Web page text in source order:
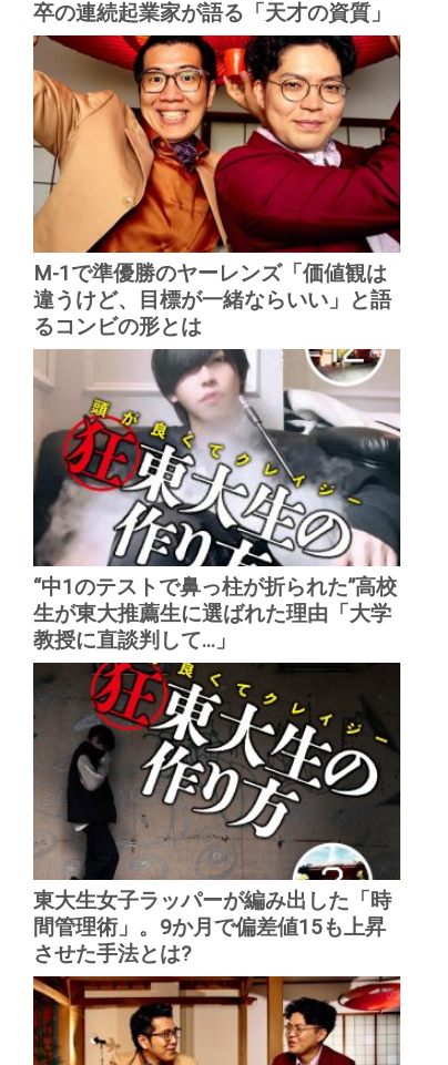
卒の連続起業家が語る「天才の資質」
M-1で準優勝のヤーレンズ「価値観は
違うけど、目標が一緒ならいい」と語
るコンビの形とは
“中1のテストで鼻っ柱が折られた”高校
生が東大推薦生に選ばれた理由「大学
教授に直談判して...」
東大生女子ラッパーが編み出した「時
間管理術」。9か月で偏差値15も上昇
させた手法とは?